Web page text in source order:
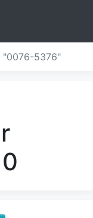
"0076-5376"